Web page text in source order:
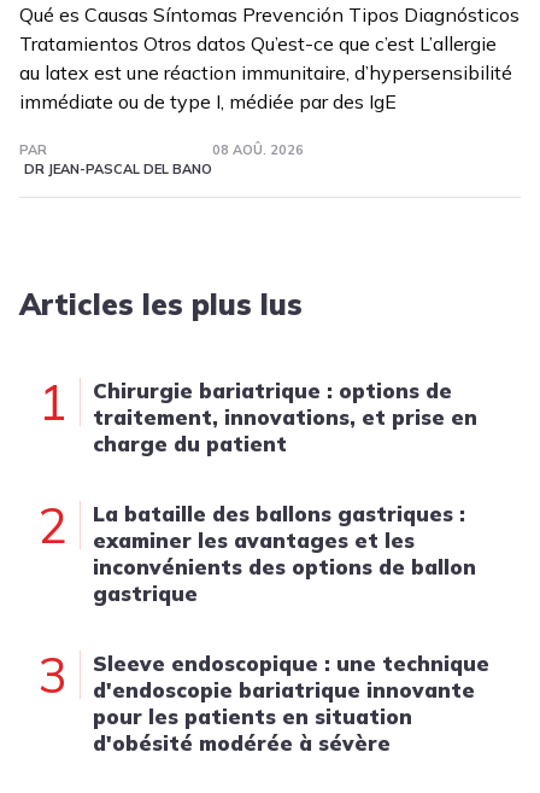
Qué es Causas Síntomas Prevención Tipos Diagnósticos
Tratamientos Otros datos Qu’est-ce que c’est L’allergie
au latex est une réaction immunitaire, d’hypersensibilité
immédiate ou de type I, médiée par des IgE
PAR
DR JEAN-PASCAL DEL BANO
08 AOÛ. 2026
Articles les plus lus
1
Chirurgie bariatrique : options de
traitement, innovations, et prise en
charge du patient
2
La bataille des ballons gastriques :
examiner les avantages et les
inconvénients des options de ballon
gastrique
3
Sleeve endoscopique : une technique
d'endoscopie bariatrique innovante
pour les patients en situation
d'obésité modérée à sévère